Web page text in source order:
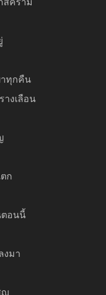
สีคราม
าทุกคืน
างเลือน
ก
ตอนนี้
งมา